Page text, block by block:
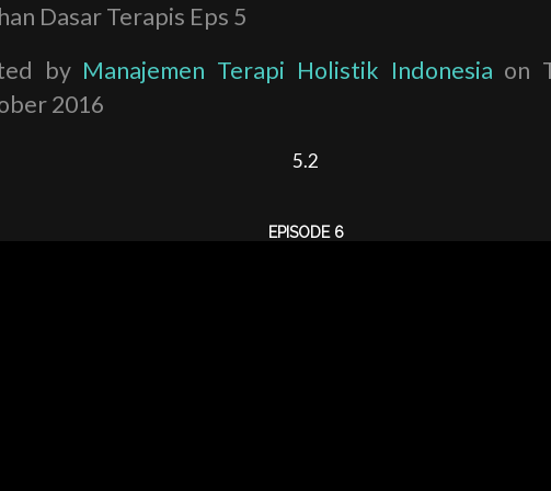
Dasar Terapis Eps 5
by Manajemen Terapi Holistik Indonesia on
2016
5.2
EPISODE 6